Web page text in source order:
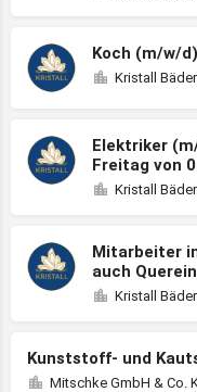
Koch (m/w/
Kristall
Elektriker
Freitag von
Kristall
Mitarbeiter
auch
Kristall
Kunststoff- und
Mitschke GmbH & Co.